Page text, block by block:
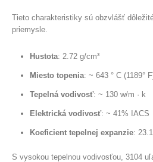
Tieto charakteristiky sú obzvlášť
priemysle.
Hustota: 2.72 g/cm³
Miesto topenia: ~ 643 ° C (1189°
Tepelná vodivosť: ~ 130 w/m · k
Elektrická vodivosť: ~ 41% IACS
Koeficient tepelnej expanzie:
S vysokou tepelnou vodivosťou, 3104